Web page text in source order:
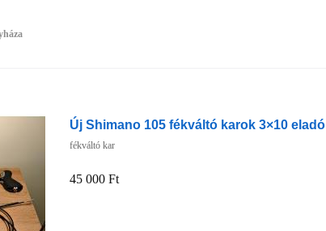
Új Shimano 105 fékváltó karok 3×10 eladó
fékváltó kar
45 000 Ft